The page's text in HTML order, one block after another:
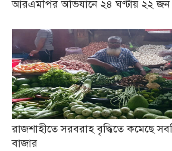
আরএমপির অভিযানে ২৪ ঘণ্টায় ২২ জন
রাজশাহীতে সরবরাহ বৃদ্ধিতে কমেছে
বাজার